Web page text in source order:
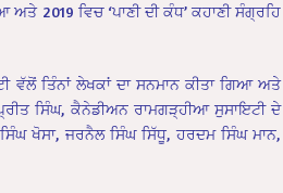
2019 ਵਿਚ ‘ਪਾਣੀ ਦੀ ਕੰਧ’ ਕਹਾਣੀ ਸੰਗ੍ਰਹਿ
ਤਿੰਨਾਂ ਲੇਖਕਾਂ ਦਾ ਸਨਮਾਨ ਕੀਤਾ ਗਿਆ ਅਤੇ
ਸਿੰਘ, ਕੈਨੇਡੀਅਨ ਰਾਮਗੜ੍ਹੀਆ ਸੁਸਾਇਟੀ ਦੇ
ਖੋਸਾ, ਜਰਨੈਲ ਸਿੰਘ ਸਿੱਧੂ, ਹਰਦਮ ਸਿੰਘ ਮਾਨ,